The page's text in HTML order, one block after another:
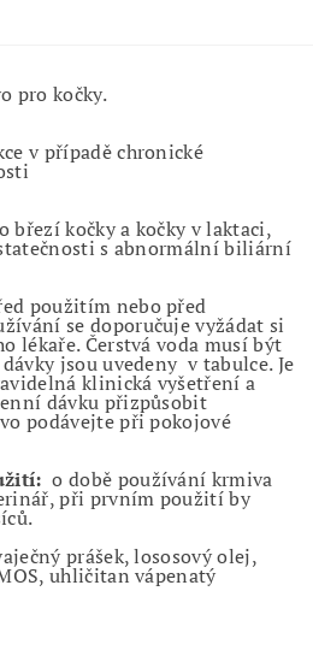
pro kočky.
v případě chronické
březí kočky a kočky v laktaci,
s abnormální biliární
použitím nebo před
se doporučuje vyžádat si
lékaře. Čerstvá voda musí být
jsou uvedeny v tabulce. Je
klinická vyšetření a
dávku přizpůsobit
podávejte při pokojové
o době používání krmiva
při prvním použití by
prášek, lososový olej,
uhličitan vápenatý